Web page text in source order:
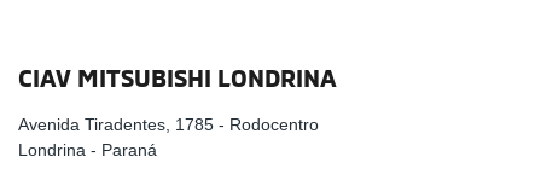
CIAV MITSUBISHI LONDRINA
Avenida Tiradentes, 1785 - Rodocentro
Londrina - Paraná